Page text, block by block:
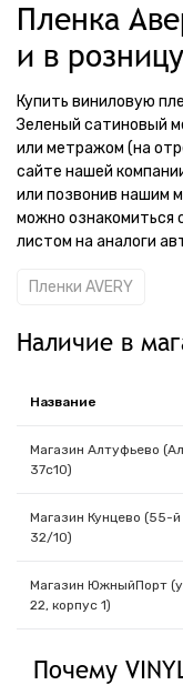
Пленка
и в розницу
Купить виниловую
Зеленый сатиновый
или метражом (на
сайте нашей
или позвонив нашим
можно ознакомиться
листом на аналоги
Пленки AVERY
Наличие в
Название
Магазин Алтуфьево
37с10)
Магазин Кунцево (55-
32/10)
Магазин ЮжныйПорт
22, корпус 1)
Почему